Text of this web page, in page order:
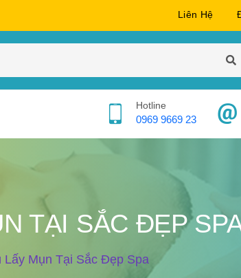
Liên Hệ
Hotline
0969 9669 23
TẠI SẮC ĐẸP
Lấy Mụn Tại Sắc Đẹp Spa